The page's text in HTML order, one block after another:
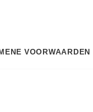
VOORWAARDEN